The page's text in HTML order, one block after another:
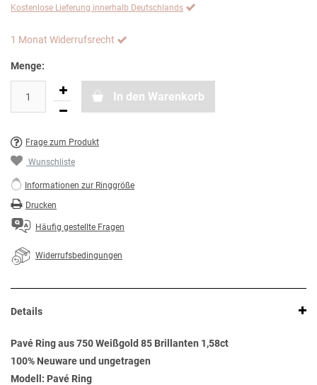
Kostenlose Lieferung innerhalb Deutschlands
1 Monat Widerrufsrecht
Menge:
In den Warenkorb
Frage zum Produkt
Wunschliste
Informationen zur Ringgröße
Drucken
Häufig gestellte Fragen
Widerrufsbedingungen
Details
Pavé Ring aus 750 Weißgold 85 Brillanten 1,58ct
100% Neuware und ungetragen
Modell: Pavé Ring